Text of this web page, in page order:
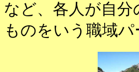
など、各人が自
ものをいう職域